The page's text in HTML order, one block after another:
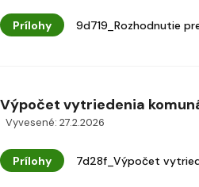
Prílohy 9d719_Rozhodnutie
Výpočet vytriedenia
Vyvesené: 27.2.2026
Prílohy 7d28f_Výpočet